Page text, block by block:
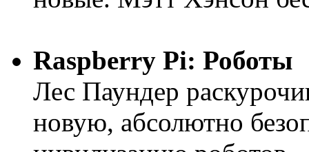
Raspberry Pi: Роботы
Лес Паундер
новую, абсолютно